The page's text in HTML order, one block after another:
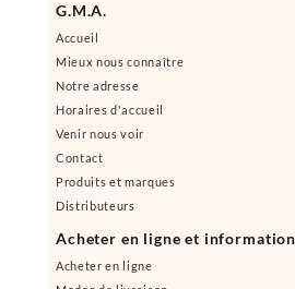
G.M.A.
Accueil
Mieux nous connaître
Notre adresse
Horaires d'accueil
Venir nous voir
Contact
Produits et marques
Distributeurs
Acheter en ligne et
Acheter en ligne